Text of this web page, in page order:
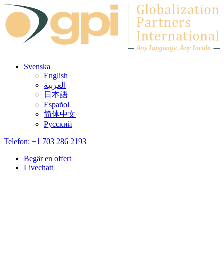
Skip to content
Any Language.Any Locale.
Svenska
English
العربية
日本語
Español
简体中文
Русский
Telefon: +1 703 286 2193
Begär en offert
Livechatt